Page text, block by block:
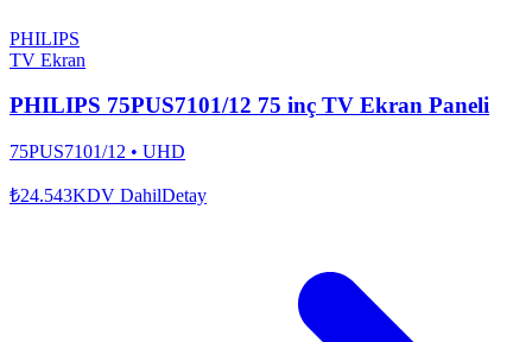
PHILIPS
TV Ekran
PHILIPS 75PUS7101/12 75 inç TV Ekran Paneli
75PUS7101/12 • UHD
₺24.543KDV DahilDetay